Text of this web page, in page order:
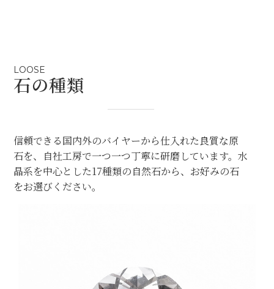
LOOSE
石の種類
信頼できる国内外のバイヤーから仕入れた良質な原
石を、自社工房で一つ一つ丁寧に研磨しています。水
晶系を中心とした17種類の自然石から、お好みの石
をお選びください。